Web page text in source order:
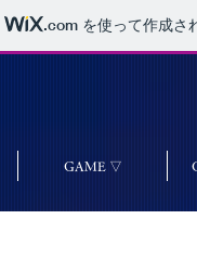
.com を使って作成さ
GAME ▽